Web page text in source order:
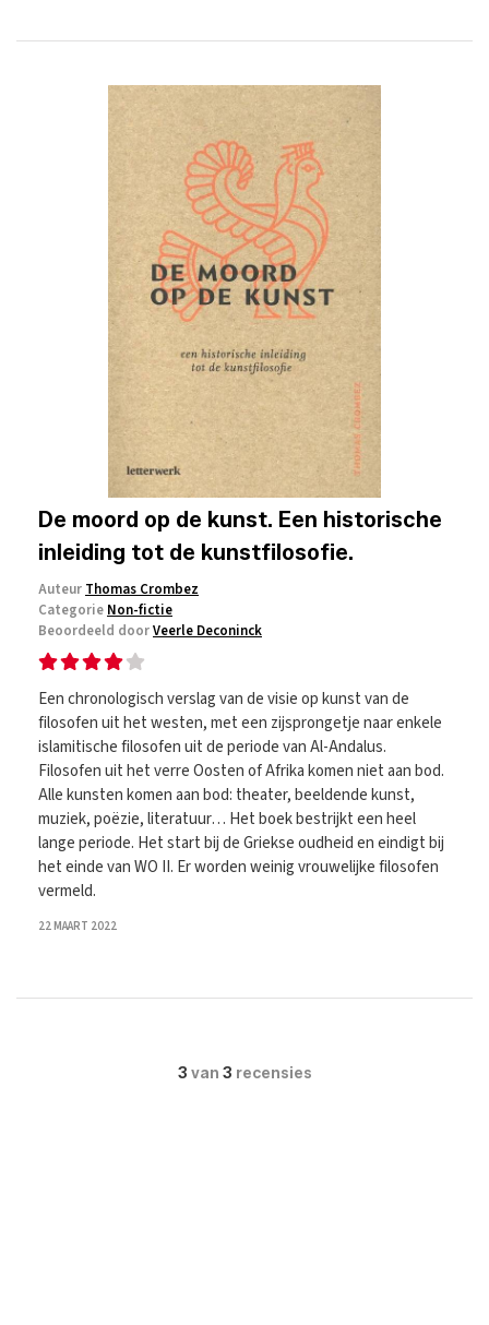
De moord op de kunst. Een historische
inleiding tot de kunstfilosofie.
Auteur Thomas Crombez
Categorie Non-fictie
Beoordeeld doorVeerle Deconinck
Een chronologisch verslag van de visie op kunst van de
filosofen uit het westen, met een zijsprongetje naar enkele
islamitische filosofen uit de periode van Al-Andalus.
Filosofen uit het verre Oosten of Afrika komen niet aan bod.
Alle kunsten komen aan bod: theater, beeldende kunst,
muziek, poëzie, literatuur… Het boek bestrijkt een heel
lange periode. Het start bij de Griekse oudheid en eindigt bij
het einde van WO II. Er worden weinig vrouwelijke filosofen
vermeld.
22 MAART 2022
3 van 3 recensies